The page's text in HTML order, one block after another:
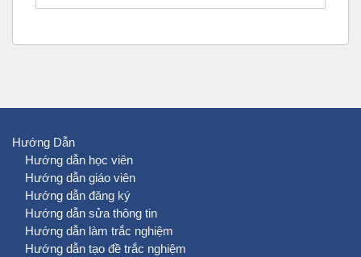
Hướng Dẫn
Hướng dẫn học viên
Hướng dẫn giáo viên
Hướng dẫn đăng ký
Hướng dẫn sửa thông tin
Hướng dẫn làm trắc nghiệm
Hướng dẫn tạo đề trắc nghiệm